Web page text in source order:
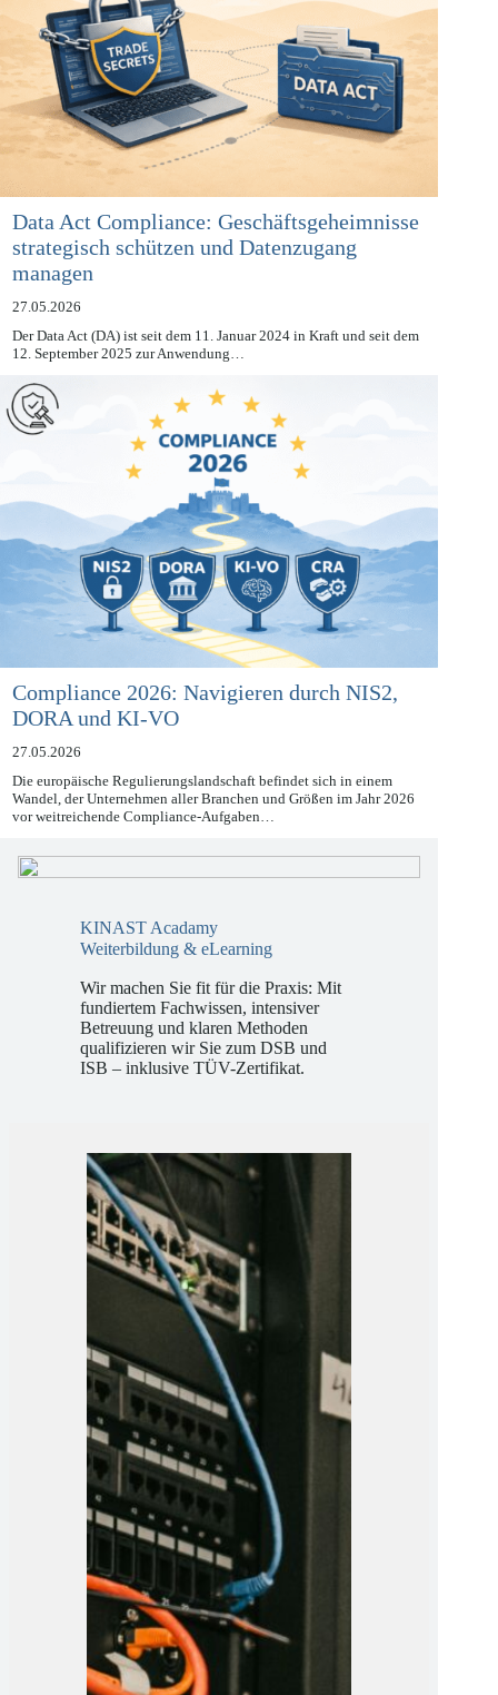
Data Act Compliance: Geschäftsgeheimnisse
strategisch schützen und Datenzugang
managen
27.05.2026
Der Data Act (DA) ist seit dem 11. Januar 2024 in Kraft und seit dem
Compliance 2026: Navigieren durch NIS2,
DORA und KI-VO
27.05.2026
Die europäische Regulierungslandschaft befindet sich in einem
Wandel, der Unternehmen aller Branchen und Größen im Jahr 2026
KINAST Acadamy
Wir machen Sie fit für die Praxis: Mit
fundiertem Fachwissen, intensiver
Betreuung und klaren Methoden
qualifizieren wir Sie zum DSB und